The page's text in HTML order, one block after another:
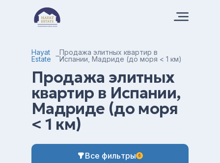
Hayat
Estate
Продажа элитных квартир в
Испании, Мадриде (до моря < 1 км)
Продажа элитных
квартир в Испании,
Мадриде (до моря
< 1 км)
Все фильтры 6